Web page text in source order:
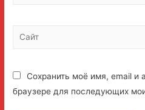
Сайт
Сохранить моё имя, email и
браузере для последующих